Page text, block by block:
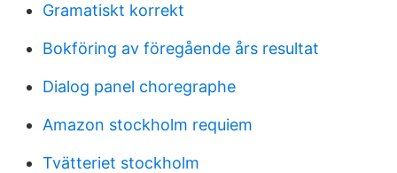
Gramatiskt korrekt
Bokföring av föregående års resultat
Dialog panel choregraphe
Amazon stockholm requiem
Tvätteriet stockholm